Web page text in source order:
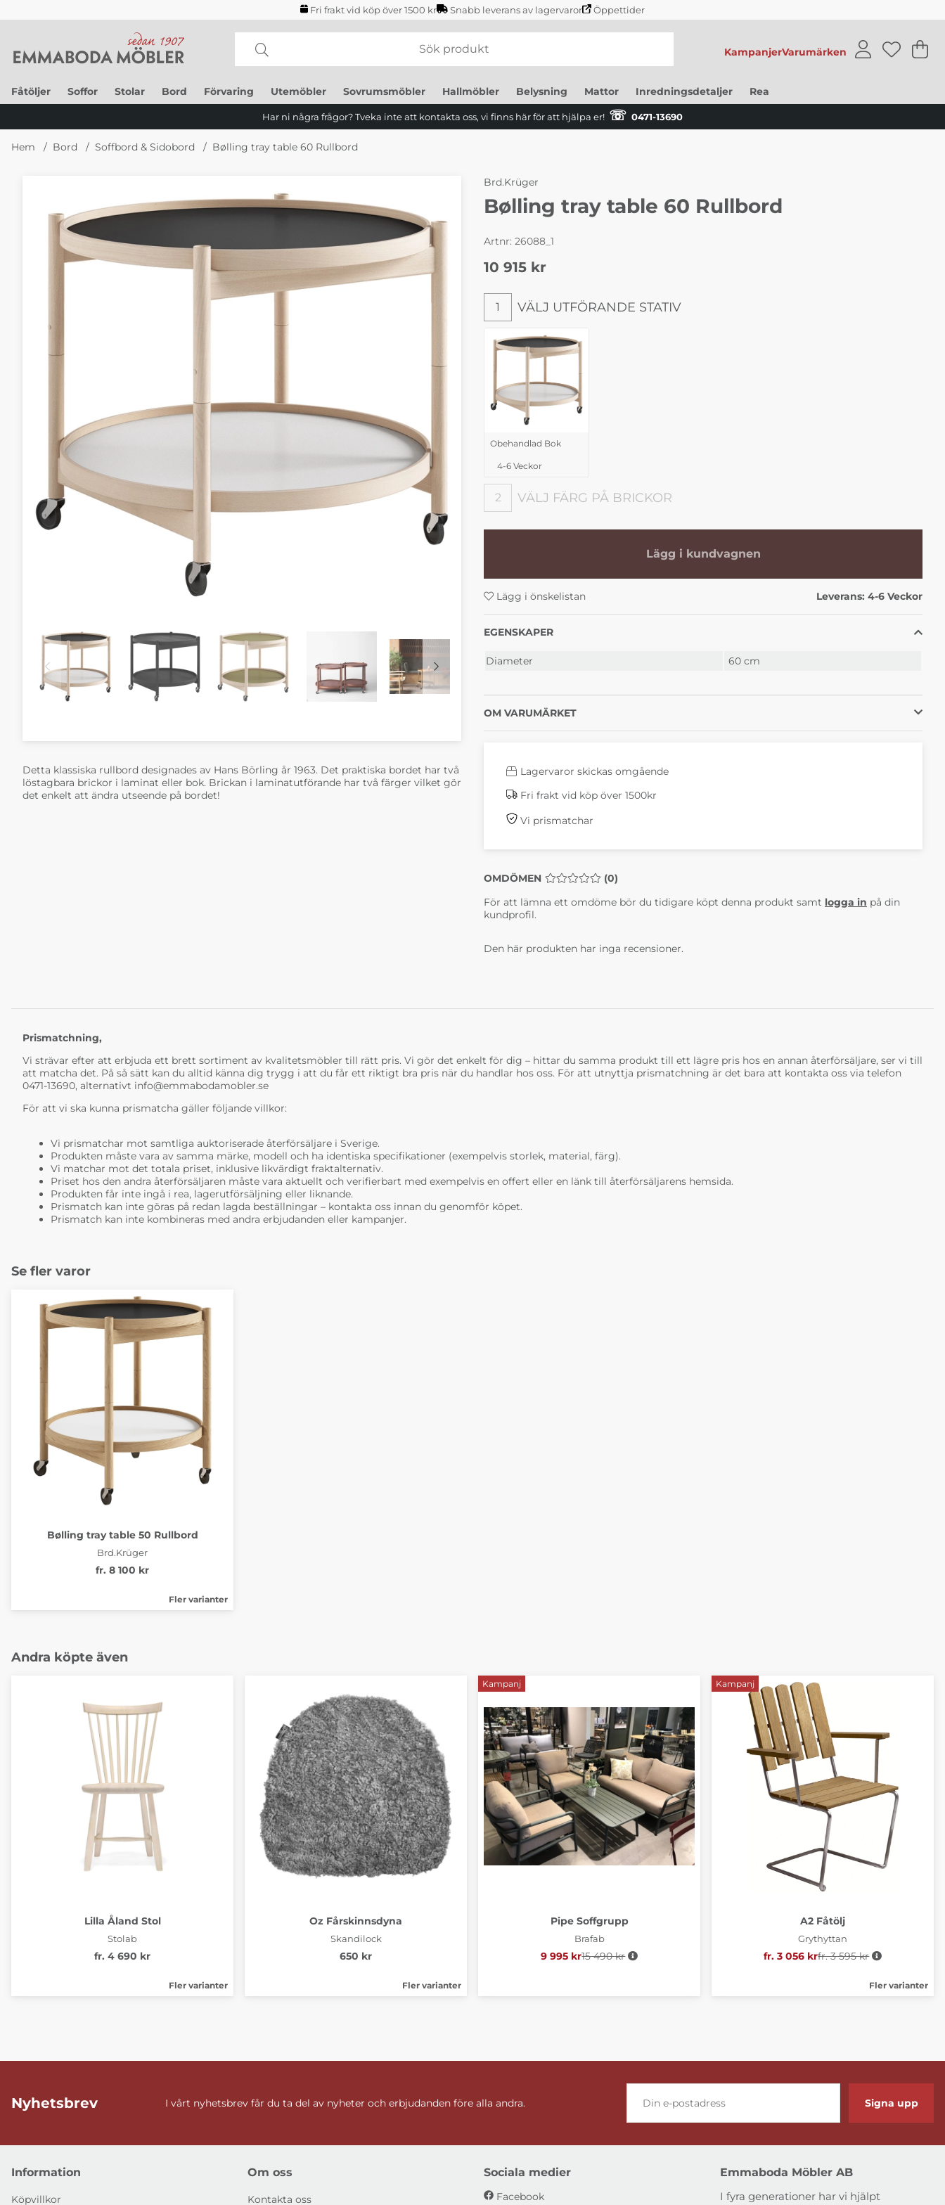
Fri frakt vid köp över 1500 kr Snabb leverans av lagervaror Öppettider
KampanjerVarumärken .
Fåtöljer Soffor Stolar Bord Förvaring Utemöbler Sovrumsmöbler Hallmöbler Belysning Mattor Inredningsdetaljer Rea
Har ni några frågor? Tveka inte att kontakta oss, vi finns här för att hjälpa er! ☏ 0471-13690
Hem Bord Soffbord & Sidobord Bølling tray table 60 Rullbord
Detta klassiska rullbord designades av Hans Börling år 1963. Det praktiska bordet har två
löstagbara brickor i laminat eller bok. Brickan i laminatutförande har två färger vilket gör
det enkelt att ändra utseende på bordet!
Brd.Krüger
Bølling tray table 60 Rullbord
Artnr: 26088_1
10 915 kr
Välj utförande stativ
1 VÄLJ UTFÖRANDE STATIV
Obehandlad Bok
4-6 Veckor
Välj färg på brickor
2 VÄLJ FÄRG PÅ BRICKOR
Lägg i kundvagnen
Lägg i önskelistan Leverans: 4-6 Veckor
EGENSKAPER
Diameter 60 cm
OM VARUMÄRKET
Lagervaror skickas omgående
Fri frakt vid köp över 1500kr
Vi prismatchar
OMDÖMEN MEDELBETYG 0 AV 5 ANTAL BETYG 0
(0)
För att lämna ett omdöme bör du tidigare köpt denna produkt samt logga in på din
kundprofil.
Den här produkten har inga recensioner.
Prismatchning,
Vi strävar efter att erbjuda ett brett sortiment av kvalitetsmöbler till rätt pris. Vi gör det enkelt för dig – hittar du samma produkt till ett lägre pris hos en annan återförsäljare, ser vi till
att matcha det. På så sätt kan du alltid känna dig trygg i att du får ett riktigt bra pris när du handlar hos oss. För att utnyttja prismatchning är det bara att kontakta oss via telefon
0471-13690, alternativt info@emmabodamobler.se
För att vi ska kunna prismatcha gäller följande villkor:
Vi prismatchar mot samtliga auktoriserade återförsäljare i Sverige.
Produkten måste vara av samma märke, modell och ha identiska specifikationer (exempelvis storlek, material, färg).
Vi matchar mot det totala priset, inklusive likvärdigt fraktalternativ.
Priset hos den andra återförsäljaren måste vara aktuellt och verifierbart med exempelvis en offert eller en länk till återförsäljarens hemsida.
Produkten får inte ingå i rea, lagerutförsäljning eller liknande.
Prismatch kan inte göras på redan lagda beställningar – kontakta oss innan du genomför köpet.
Prismatch kan inte kombineras med andra erbjudanden eller kampanjer.
Se fler varor
Bølling tray table 50 Rullbord
Brd.Krüger
fr. 8 100 kr
Fler varianter
Andra köpte även
Lilla Åland Stol
Stolab
fr. 4 690 kr
Fler varianter
Oz Fårskinnsdyna
Skandilock
650 kr
Fler varianter
Kampanj
Pipe Soffgrupp
Brafab
9 995 kr Ordinarie pris:
15 490 kr
Kampanj
A2 Fåtölj
Grythyttan
fr. 3 056 kr Ordinarie pris:
fr. 3 595 kr
Fler varianter
Nyhetsbrev I vårt nyhetsbrev får du ta del av nyheter och erbjudanden före alla andra. Signa upp
Information
Köpvillkor
Om oss
Kontakta oss
Sociala medier
Facebook
Emmaboda Möbler AB
I fyra generationer har vi hjälpt